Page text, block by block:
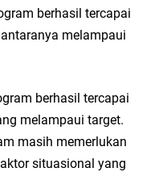
H: Pesan Hijrah Drs. H.
Teguhkan Optimisme
berhasil tercapai
melampaui
berhasil tercapai
melampaui target.
masih memerlukan
situasional yang